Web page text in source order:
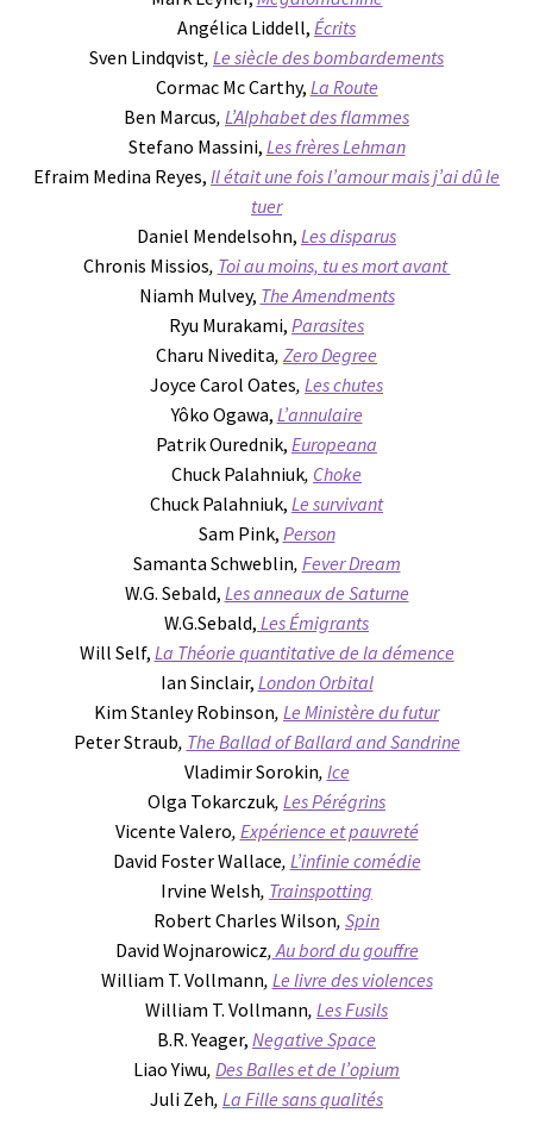
Angélica Liddell, Écrits
Sven Lindqvist, Le siècle des bombardements
Cormac Mc Carthy, La Route
Ben Marcus, L’Alphabet des flammes
Stefano Massini, Les frères Lehman
Efraim Medina Reyes, Il était une fois l’amour mais j’ai dû le
tuer
Daniel Mendelsohn, Les disparus
Chronis Missios, Toi au moins, tu es mort avant
Niamh Mulvey, The Amendments
Ryu Murakami, Parasites
Charu Nivedita, Zero Degree
Joyce Carol Oates, Les chutes
Yôko Ogawa, L’annulaire
Patrik Ourednik, Europeana
Chuck Palahniuk, Choke
Chuck Palahniuk, Le survivant
Sam Pink, Person
Samanta Schweblin, Fever Dream
W.G. Sebald, Les anneaux de Saturne
W.G.Sebald, Les Émigrants
Will Self, La Théorie quantitative de la démence
Ian Sinclair, London Orbital
Kim Stanley Robinson, Le Ministère du futur
Peter Straub, The Ballad of Ballard and Sandrine
Vladimir Sorokin, Ice
Olga Tokarczuk, Les Pérégrins
Vicente Valero, Expérience et pauvreté
David Foster Wallace, L’infinie comédie
Irvine Welsh, Trainspotting
Robert Charles Wilson, Spin
David Wojnarowicz,Au bord du gouffre
William T. Vollmann, Le livre des violences
William T. Vollmann, Les Fusils
B.R. Yeager, Negative Space
Liao Yiwu, Des Balles et de l’opium
Juli Zeh, La Fille sans qualités